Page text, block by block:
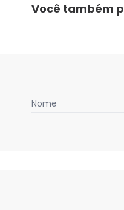
Você também
Nome